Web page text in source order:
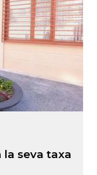
la seva taxa